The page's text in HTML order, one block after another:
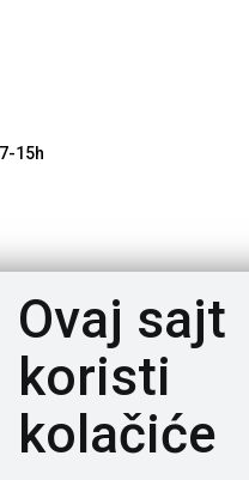
7-15h
da proverimo dostupnost
imaju tačne nazive i detaljne
Ovaj sajt
koristi
kolačiće